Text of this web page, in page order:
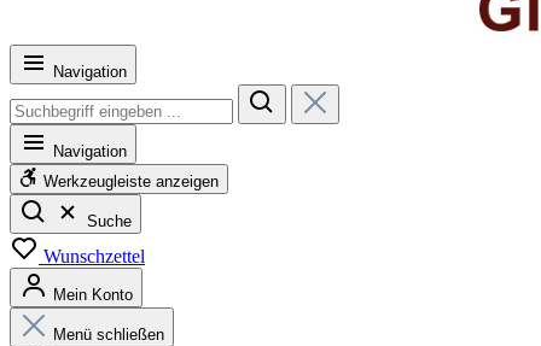
Navigation
Navigation
Werkzeugleiste anzeigen
Suche
Wunschzettel
Mein Konto
Menü schließen